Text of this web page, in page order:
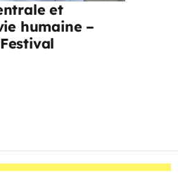
et
humaine –